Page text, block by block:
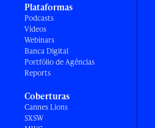
Plataformas
Podcasts
Vídeos
Webinars
Banca Digital
Portfólio de Agências
Reports
Coberturas
Cannes Lions
SXSW